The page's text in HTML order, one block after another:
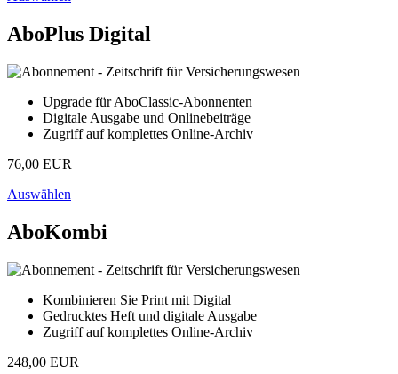
AboPlus Digital
Upgrade für AboClassic-Abonnenten
Digitale Ausgabe und Onlinebeiträge
Zugriff auf komplettes Online-Archiv
76,00 EUR
Auswählen
AboKombi
Kombinieren Sie Print mit Digital
Gedrucktes Heft und digitale Ausgabe
Zugriff auf komplettes Online-Archiv
248,00 EUR